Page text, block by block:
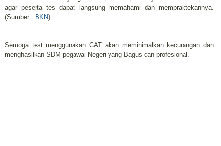
agar peserta tes dapat langsung memahami dan mempraktekannya.
(Sumber : BKN)
Semoga test menggunakan CAT akan meminimalkan kecurangan dan
menghasilkan SDM pegawai Negeri yang Bagus dan profesional.